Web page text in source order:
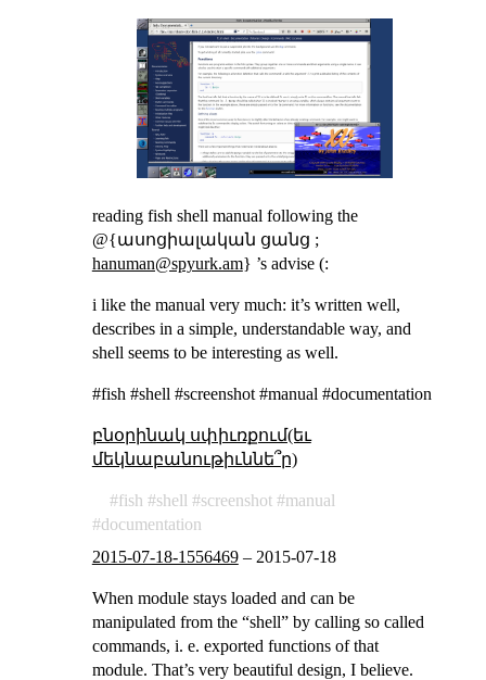
reading fish shell manual following the
@{ասոցիալական ցանց ;
hanuman@spyurk.am} ’s advise (:
i like the manual very much: it’s written well,
describes in a simple, understandable way, and
shell seems to be interesting as well.
#fish #shell #screenshot #manual #documentation
բնօրինակ սփիւռքում(եւ
մեկնաբանութիւննե՞ր)
fish shell screenshot
manual
documentation
2015-07-18-1556469– 2015-07-18
When module stays loaded and can be
manipulated from the “shell” by calling so called
commands, i. e. exported functions of that
module. That’s very beautiful design, I believe.